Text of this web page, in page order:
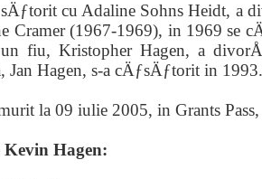
cu Adaline Sohns Heidt, a
Cramer (1967-1969), in 1969 se
fiu, Kristopher Hagen, a
Jan Hagen, s-a cÄƒsÄƒtorit in 1993.
la 09 iulie 2005, in Grants
Kevin Hagen: